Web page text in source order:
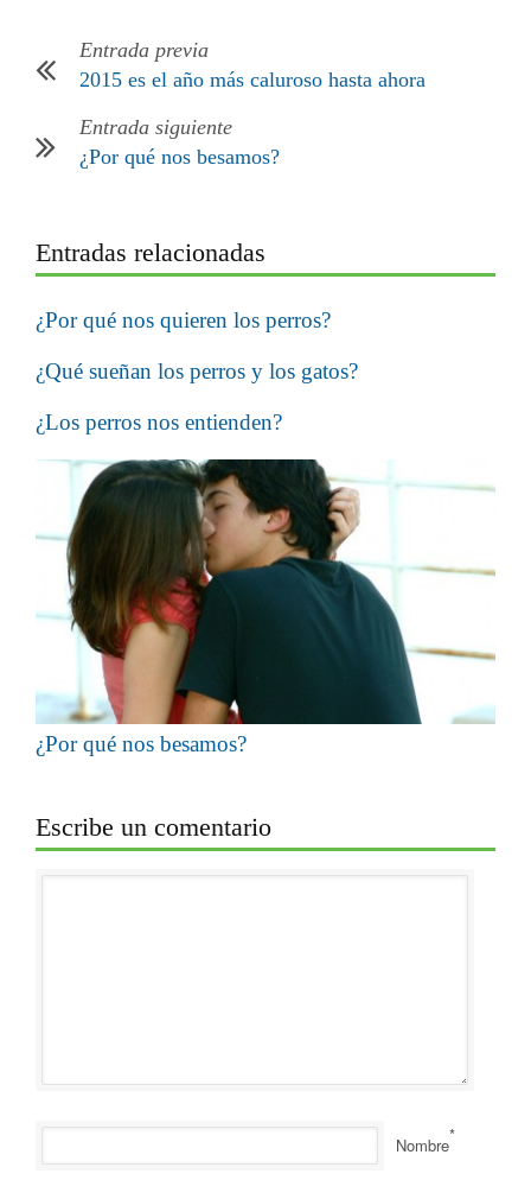
Entrada previa
2015 es el año más caluroso hasta ahora
Entrada siguiente
¿Por qué nos besamos?
Entradas relacionadas
¿Por qué nos quieren los perros?
¿Qué sueñan los perros y los gatos?
¿Los perros nos entienden?
¿Por qué nos besamos?
Escribe un comentario
Nombre*